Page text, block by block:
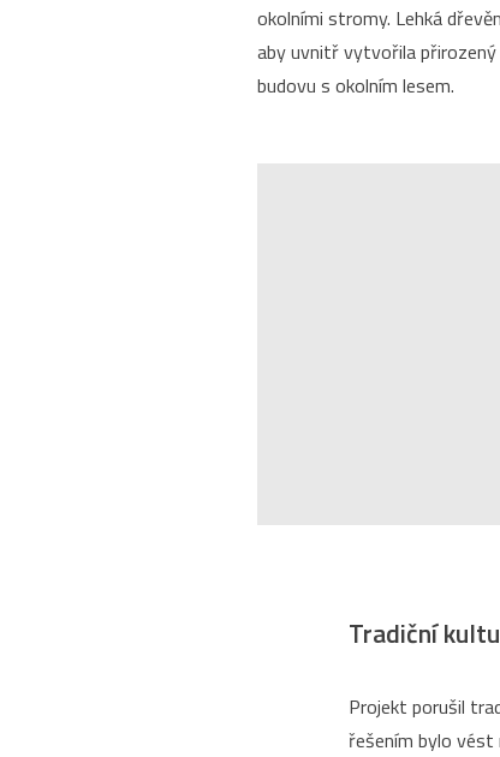
okolními stromy. Lehká
aby uvnitř vytvořila
budovu s okolním lesem.
Tradiční
Projekt porušil
řešením bylo